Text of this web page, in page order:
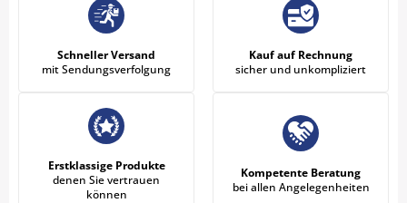
Schneller Versand
mit Sendungsverfolgung
Kauf auf Rechnung
sicher und unkompliziert
Erstklassige Produkte
denen Sie vertrauen
können
Kompetente Beratung
bei allen Angelegenheiten